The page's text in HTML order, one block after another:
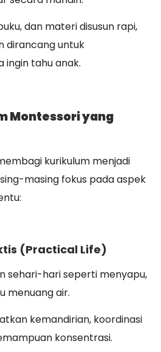
dan materi disusun rapi,
dirancang untuk
ingin tahu anak.
Montessori yang
kurikulum menjadi
masing fokus pada aspek
(Practical Life)
sehari-hari seperti menyapu,
menuang air.
kemandirian, koordinasi
konsentrasi.